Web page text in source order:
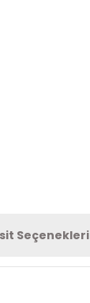
Seçenekleri